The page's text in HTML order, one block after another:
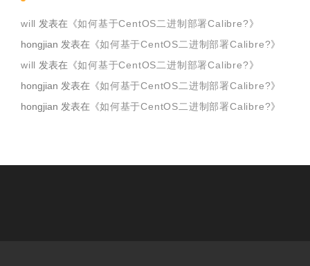
will 发表在《如何基于CentOS二进制部署Calibre?》
hongjian 发表在《如何基于CentOS二进制部署Calibre?》
will 发表在《如何基于CentOS二进制部署Calibre?》
hongjian 发表在《如何基于CentOS二进制部署Calibre?》
hongjian 发表在《如何基于CentOS二进制部署Calibre?》